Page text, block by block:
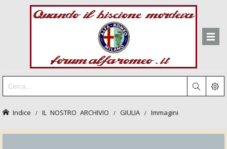
Indice IL NOSTRO ARCHIVIO GIULIA Immagini